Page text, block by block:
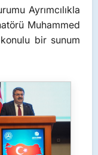
Ayrımcılıkla
Muhammed
bir sunum